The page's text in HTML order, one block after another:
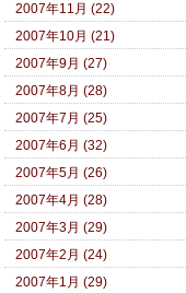
2007年11月 (22)
2007年10月 (21)
2007年9月 (27)
2007年8月 (28)
2007年7月 (25)
2007年6月 (32)
2007年5月 (26)
2007年4月 (28)
2007年3月 (29)
2007年2月 (24)
2007年1月 (29)